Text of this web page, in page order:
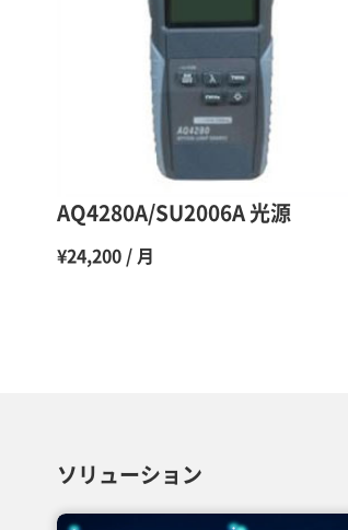
AQ4280A/SU2006A 光源
¥24,200 / 月
ソリューション